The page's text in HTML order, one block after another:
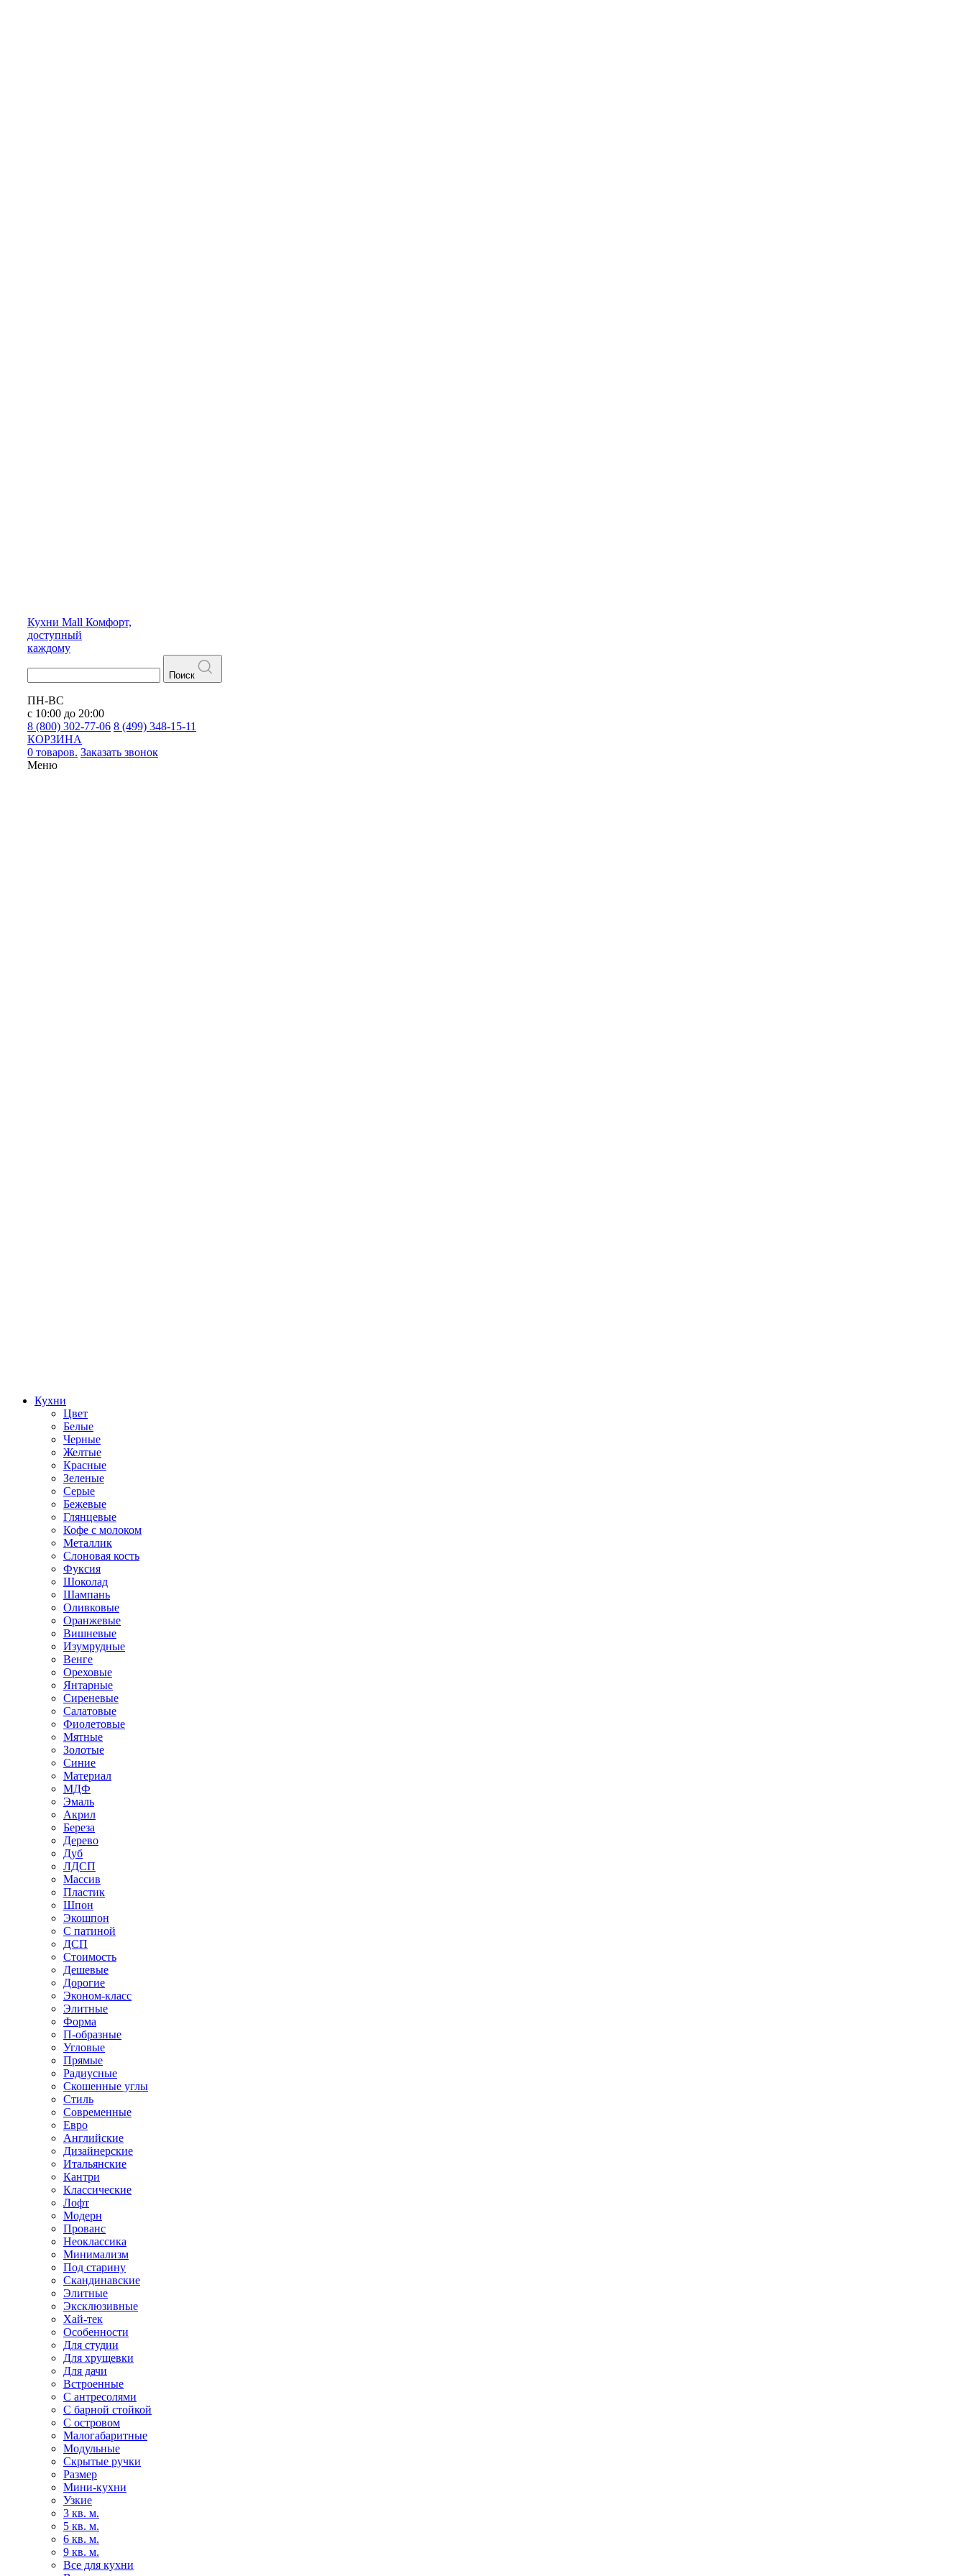
Кухни Mall Комфорт,
доступный
каждому
Поиск
ПН-ВС
с 10:00 до 20:00
8 (800) 302-77-06 8 (499) 348-15-11
КОРЗИНА
0 товаров. Заказать звонок
Меню
Кухни
Цвет
Белые
Черные
Желтые
Красные
Зеленые
Серые
Бежевые
Глянцевые
Кофе с молоком
Металлик
Слоновая кость
Фуксия
Шоколад
Шампань
Оливковые
Оранжевые
Вишневые
Изумрудные
Венге
Ореховые
Янтарные
Сиреневые
Салатовые
Фиолетовые
Мятные
Золотые
Синие
Материал
МДФ
Эмаль
Акрил
Береза
Дерево
Дуб
ЛДСП
Массив
Пластик
Шпон
Экошпон
С патиной
ДСП
Стоимость
Дешевые
Дорогие
Эконом-класс
Элитные
Форма
П-образные
Угловые
Прямые
Радиусные
Скошенные углы
Стиль
Современные
Евро
Английские
Дизайнерские
Итальянские
Кантри
Классические
Лофт
Модерн
Прованс
Неоклассика
Минимализм
Под старину
Скандинавские
Элитные
Эксклюзивные
Хай-тек
Особенности
Для студии
Для хрущевки
Для дачи
Встроенные
С антресолями
С барной стойкой
С островом
Малогабаритные
Модульные
Скрытые ручки
Размер
Мини-кухни
Узкие
3 кв. м.
5 кв. м.
6 кв. м.
9 кв. м.
Все для кухни